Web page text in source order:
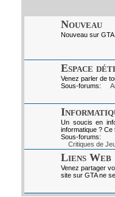
Nouveau
Nouveau sur
Espace
Venez parler de
Sous-forums:
Un soucis en
informatique ?
Sous-forums:
Critiques de
Liens Web
Venez partager
site sur GTA ne